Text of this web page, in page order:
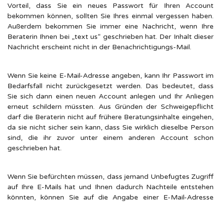
Vorteil, dass Sie ein neues Passwort für Ihren Account
bekommen können, sollten Sie Ihres einmal vergessen haben.
Außerdem bekommen Sie immer eine Nachricht, wenn Ihre
Beraterin Ihnen bei „text us“ geschrieben hat. Der Inhalt dieser
Nachricht erscheint nicht in der Benachrichtigungs-Mail.
Wenn Sie keine E-Mail-Adresse angeben, kann Ihr Passwort im
Bedarfsfall nicht zurückgesetzt werden. Das bedeutet, dass
Sie sich dann einen neuen Account anlegen und Ihr Anliegen
erneut schildern müssten. Aus Gründen der Schweigepflicht
darf die Beraterin nicht auf frühere Beratungsinhalte eingehen,
da sie nicht sicher sein kann, dass Sie wirklich dieselbe Person
sind, die ihr zuvor unter einem anderen Account schon
geschrieben hat.
Wenn Sie befürchten müssen, dass jemand Unbefugtes Zugriff
auf Ihre E-Mails hat und Ihnen dadurch Nachteile entstehen
könnten, können Sie auf die Angabe einer E-Mail-Adresse